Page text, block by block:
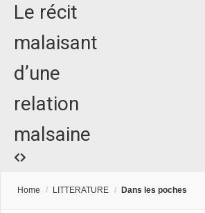
Le récit
malaisant
d’une
relation
malsaine
Home / LITTERATURE / Dans les poches